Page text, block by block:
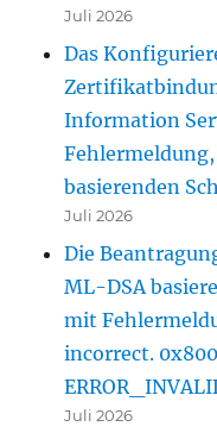
Juli 2026
Das
Information
basierenden
Juli 2026
Die
ML-DSA
mit
incorrect.
Juli 2026